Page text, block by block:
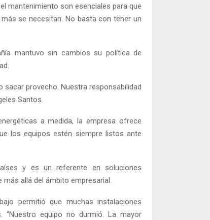
mantenimiento son esenciales para que
se necesitan. No basta con tener un
mantuvo sin cambios su política de
provecho. Nuestra responsabilidad
Santos.
a medida, la empresa ofrece
los equipos estén siempre listos ante
y es un referente en soluciones
allá del ámbito empresarial.
permitió que muchas instalaciones
“Nuestro equipo no durmió. La mayor